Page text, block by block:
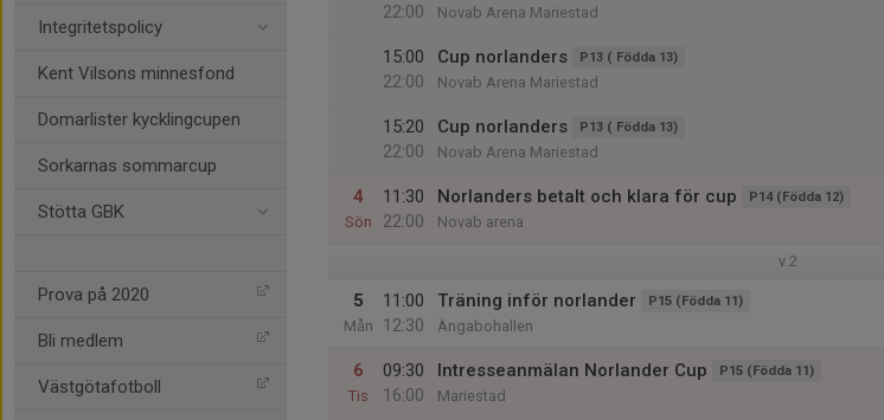
Integritetspolicy
Kent Vilsons minnesfond
Domarlister kycklingcupen
Sorkarnas sommarcup
Stötta GBK
Prova på 2020
Bli medlem
Västgötafotboll
22:00
Novab Arena Mariestad
15:00
22:00
Cup norlanders P13 ( Födda 13)
Novab Arena Mariestad
15:20
22:00
Cup norlanders P13 ( Födda 13)
Novab Arena Mariestad
4
Sön
11:30
22:00
Norlanders betalt och klara för cup P14 (Födda 12)
Novab arena
v.2
5
Mån
11:00
12:30
Träning inför norlander P15 (Födda 11)
Ängabohallen
6
Tis
09:30
16:00
Intresseanmälan Norlander Cup P15 (Födda 11)
Mariestad